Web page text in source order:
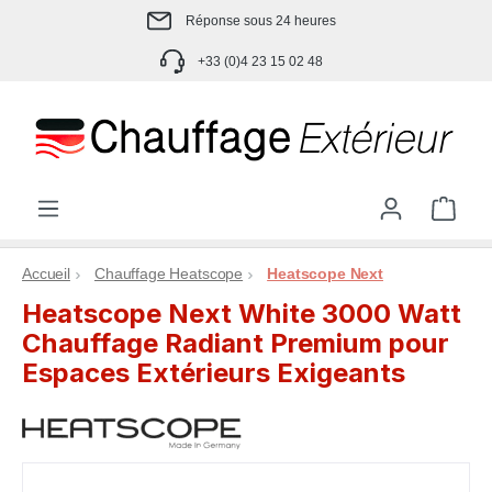
Passer au contenu principalRéponse sous 24 heures
+33 (0)4 23 15 02 48
Le
Accueil Chauffage Heatscope Heatscope Next
Heatscope Next White 3000 Watt
Chauffage Radiant Premium pour
Espaces Extérieurs Exigeants